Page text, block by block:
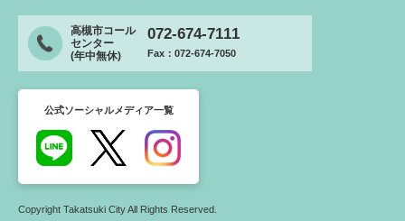
高槻市コール
センター
(年中無休)
072-674-7111
Fax：072-674-7050
公式ソーシャルメディア一覧
Copyright Takatsuki City All Rights Reserved.